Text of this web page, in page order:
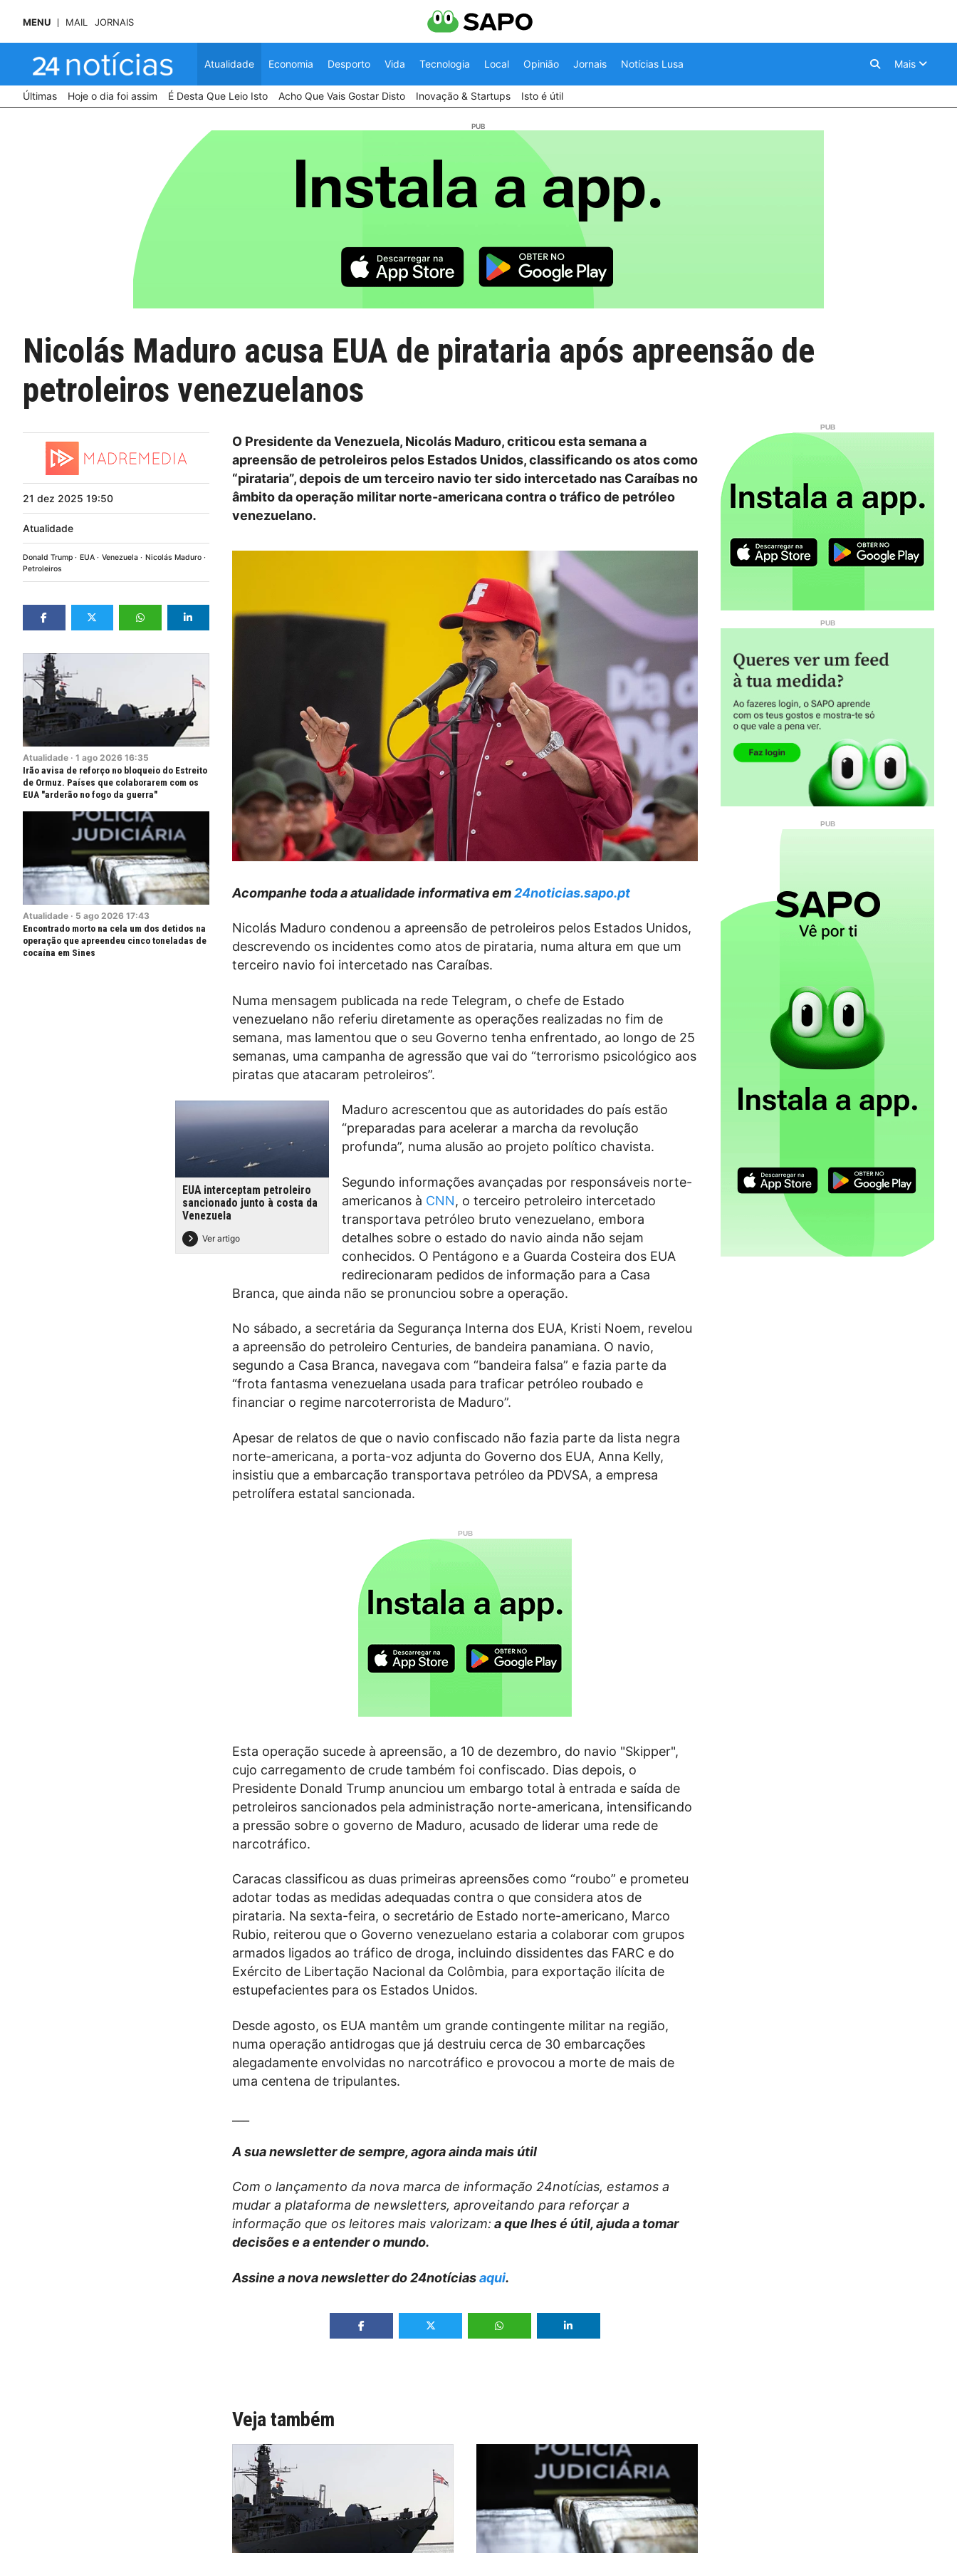
MENU MAIL JORNAIS
Atualidade Economia Desporto Vida Tecnologia Local Opinião Jornais Notícias Lusa Mais
Últimas Hoje o dia foi assim É Desta Que Leio Isto Acho Que Vais Gostar Disto Inovação & Startups Isto é útil
Nicolás Maduro acusa EUA de pirataria após apreensão de
petroleiros venezuelanos
21 dez 2025 19:50
Atualidade
Donald Trump EUA Venezuela
Nicolás Maduro
Petroleiros
Atualidade · 1 ago 2026 16:35
Irão avisa de reforço no bloqueio do Estreito
de Ormuz. Países que colaborarem com os
EUA "arderão no fogo da guerra"
Atualidade · 5 ago 2026 17:43
Encontrado morto na cela um dos detidos na
operação que apreendeu cinco toneladas de
cocaína em Sines
O Presidente da Venezuela, Nicolás Maduro, criticou esta semana a
apreensão de petroleiros pelos Estados Unidos, classificando os atos como
“pirataria”, depois de um terceiro navio ter sido intercetado nas Caraíbas no
âmbito da operação militar norte-americana contra o tráfico de petróleo
venezuelano.
Acompanhe toda a atualidade informativa em24noticias.sapo.pt
Nicolás Maduro condenou a apreensão de petroleiros pelos Estados Unidos,
descrevendo os incidentes como atos de pirataria, numa altura em que um
terceiro navio foi intercetado nas Caraíbas.
Numa mensagem publicada na rede Telegram, o chefe de Estado
venezuelano não referiu diretamente as operações realizadas no fim de
semana, mas lamentou que o seu Governo tenha enfrentado, ao longo de 25
semanas, uma campanha de agressão que vai do “terrorismo psicológico aos
piratas que atacaram petroleiros”.
EUA interceptam petroleiro
sancionado junto à costa da
Venezuela
Ver artigo
Maduro acrescentou que as autoridades do país estão
“preparadas para acelerar a marcha da revolução
profunda”, numa alusão ao projeto político chavista.
Segundo informações avançadas por responsáveis norte-
americanos à CNN, o terceiro petroleiro intercetado
transportava petróleo bruto venezuelano, embora
detalhes sobre o estado do navio ainda não sejam
conhecidos. O Pentágono e a Guarda Costeira dos EUA
redirecionaram pedidos de informação para a Casa
Branca, que ainda não se pronunciou sobre a operação.
No sábado, a secretária da Segurança Interna dos EUA, Kristi Noem, revelou
a apreensão do petroleiro Centuries, de bandeira panamiana. O navio,
segundo a Casa Branca, navegava com “bandeira falsa” e fazia parte da
“frota fantasma venezuelana usada para traficar petróleo roubado e
financiar o regime narcoterrorista de Maduro”.
Apesar de relatos de que o navio confiscado não fazia parte da lista negra
norte-americana, a porta-voz adjunta do Governo dos EUA, Anna Kelly,
insistiu que a embarcação transportava petróleo da PDVSA, a empresa
petrolífera estatal sancionada.
Esta operação sucede à apreensão, a 10 de dezembro, do navio "Skipper",
cujo carregamento de crude também foi confiscado. Dias depois, o
Presidente Donald Trump anunciou um embargo total à entrada e saída de
petroleiros sancionados pela administração norte-americana, intensificando
a pressão sobre o governo de Maduro, acusado de liderar uma rede de
narcotráfico.
Caracas classificou as duas primeiras apreensões como “roubo” e prometeu
adotar todas as medidas adequadas contra o que considera atos de
pirataria. Na sexta-feira, o secretário de Estado norte-americano, Marco
Rubio, reiterou que o Governo venezuelano estaria a colaborar com grupos
armados ligados ao tráfico de droga, incluindo dissidentes das FARC e do
Exército de Libertação Nacional da Colômbia, para exportação ilícita de
estupefacientes para os Estados Unidos.
Desde agosto, os EUA mantêm um grande contingente militar na região,
numa operação antidrogas que já destruiu cerca de 30 embarcações
alegadamente envolvidas no narcotráfico e provocou a morte de mais de
uma centena de tripulantes.
A sua newsletter de sempre, agora ainda mais útil
Com o lançamento da nova marca de informação 24notícias, estamos a
mudar a plataforma de newsletters, aproveitando para reforçar a
informação que os leitores mais valorizam: a que lhes é útil, ajuda a tomar
decisões e a entender o mundo.
Assine a nova newsletter do 24notíciasaqui.
Veja também